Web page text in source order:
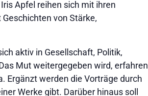
Apfel reihen sich mit ihren
von Stärke,
aktiv in Gesellschaft, Politik,
Mut weitergegeben wird, erfahren
Ergänzt werden die Vorträge durch
Werke gibt. Darüber hinaus soll